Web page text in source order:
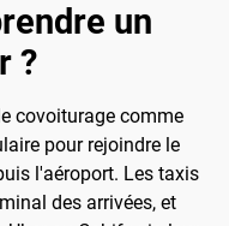
un
?
covoiturage comme
pour rejoindre le
l'aéroport. Les taxis
des arrivées, et